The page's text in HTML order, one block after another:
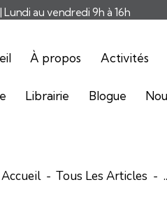
Lundi au vendredi 9h à 16h
À propos Activités
Librairie Blogue
Accueil Tous Les Articles